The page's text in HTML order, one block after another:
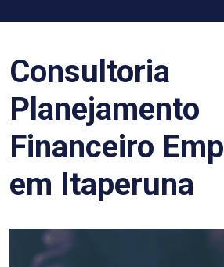
Consultoria
Planejamento
Financeiro
em Itaperuna